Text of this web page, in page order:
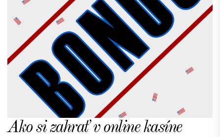
Ako si zahrať v online kasíne